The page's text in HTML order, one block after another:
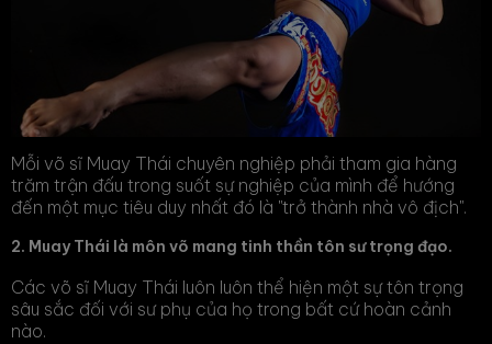
Mỗi võ sĩ Muay Thái chuyên nghiệp phải tham gia hàng
trăm trận đấu trong suốt sự nghiệp của mình để hướng
đến một mục tiêu duy nhất đó là "trở thành nhà vô địch".
2. Muay Thái là môn võ mang tinh thần tôn sư trọng đạo.
Các võ sĩ Muay Thái luôn luôn thể hiện một sự tôn trọng
sâu sắc đối với sư phụ của họ trong bất cứ hoàn cảnh
nào.